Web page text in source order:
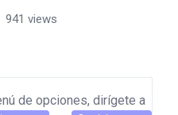
941 views
de opciones, dirígete a